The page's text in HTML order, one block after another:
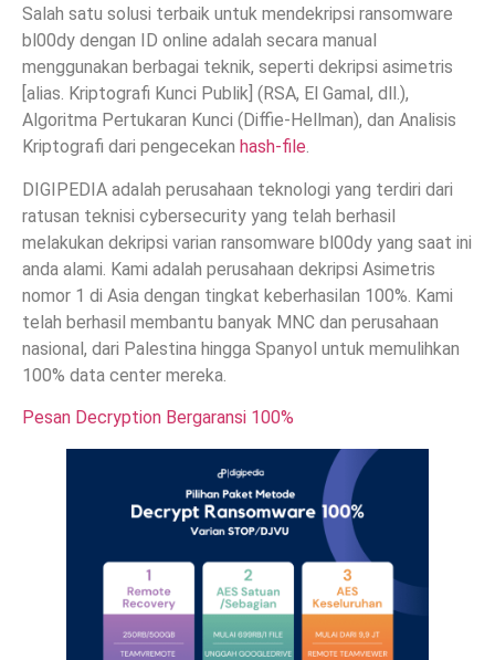
Salah satu solusi terbaik untuk mendekripsi ransomware
bl00dy dengan ID online adalah secara manual
menggunakan berbagai teknik, seperti dekripsi asimetris
[alias. Kriptografi Kunci Publik] (RSA, El Gamal, dll.),
Algoritma Pertukaran Kunci (Diffie-Hellman), dan Analisis
Kriptografi dari pengecekan hash-file.
DIGIPEDIA adalah perusahaan teknologi yang terdiri dari
ratusan teknisi cybersecurity yang telah berhasil
melakukan dekripsi varian ransomware bl00dy yang saat ini
anda alami. Kami adalah perusahaan dekripsi Asimetris
nomor 1 di Asia dengan tingkat keberhasilan 100%. Kami
telah berhasil membantu banyak MNC dan perusahaan
nasional, dari Palestina hingga Spanyol untuk memulihkan
100% data center mereka.
Pesan Decryption Bergaransi 100%